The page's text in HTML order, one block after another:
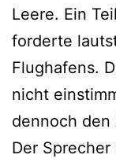
Leere. Ein
forderte
Flughafens.
nicht
dennoch den
Der